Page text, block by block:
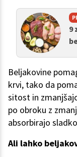
9
Beljakovine
krvi, tako da
sitost in
po obroku z
absorbirajo
Ali lahko